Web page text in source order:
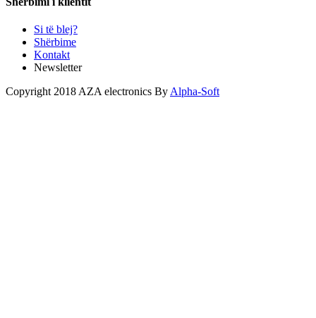
Si të blej?
Shërbime
Kontakt
Newsletter
Copyright 2018 AZA electronics By Alpha-Soft